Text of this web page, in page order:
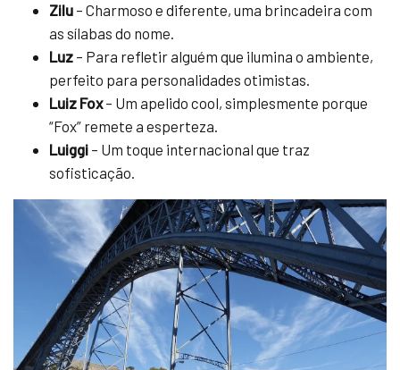
Zilu – Charmoso e diferente, uma brincadeira com
as sílabas do nome.
Luz – Para refletir alguém que ilumina o ambiente,
perfeito para personalidades otimistas.
Luiz Fox– Um apelido cool, simplesmente porque
“Fox” remete a esperteza.
Luiggi – Um toque internacional que traz
sofisticação.